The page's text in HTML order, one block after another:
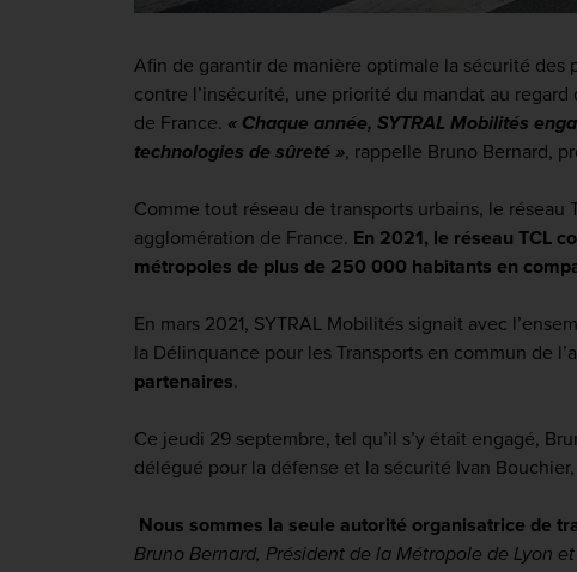
Afin de garantir de manière optimale la sécurité des
contre l’insécurité, une priorité du mandat au
de France. « Chaque année, SYTRAL Mobilités
technologies de sûreté », rappelle Bruno Bernard,
Comme tout réseau de transports urbains, le
agglomération de France. En 2021, le réseau TCL
métropoles de plus de 250 000 habitants en
En mars 2021, SYTRAL Mobilités signait avec
la Délinquance pour les Transports en commun de
partenaires.
Ce jeudi 29 septembre, tel qu’il s’y était engagé,
délégué pour la défense et la sécurité Ivan
Nous sommes la seule autorité organisatrice de
Bruno Bernard, Président de la Métropole de Lyon